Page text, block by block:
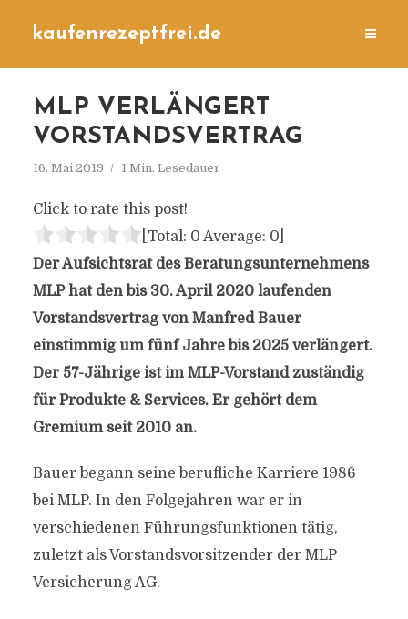
kaufenrezeptfrei.de
MLP VERLÄNGERT
VORSTANDSVERTRAG
16. Mai 2019 1 Min. Lesedauer
Click to rate this post!
[Total: 0 Average: 0]
Der Aufsichtsrat des Beratungsunternehmens
MLP hat den bis 30. April 2020 laufenden
Vorstandsvertrag von Manfred Bauer
einstimmig um fünf Jahre bis 2025 verlängert.
Der 57-Jährige ist im MLP-Vorstand zuständig
für Produkte & Services. Er gehört dem
Gremium seit 2010 an.
Bauer begann seine berufliche Karriere 1986
bei MLP. In den Folgejahren war er in
verschiedenen Führungsfunktionen tätig,
zuletzt als Vorstandsvorsitzender der MLP
Versicherung AG.